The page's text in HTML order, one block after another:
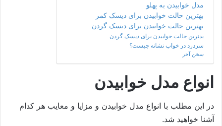
مدل خوابیدن به پهلو
بهترین حالت خوابیدن برای دیسک کمر
بهترین حالت خوابیدن برای دیسک گردن
بدترین حالت خوابیدن برای دیسک گردن
سردرد در خواب نشانه چیست؟
سخن آخر
انواع مدل خوابیدن
در این مطلب با انواع مدل خوابیدن و مزایا و معایب هر کدام
آشنا خواهید شد.